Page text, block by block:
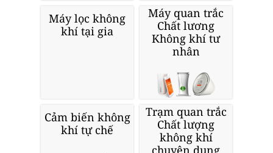
Máy lọc không
khí tại gia
Máy quan trắc
Chất lương
Không khí tư
nhân
Cảm biến không
khí tự chế
Trạm quan trắc
Chất lượng
không khí
chuyên dụng